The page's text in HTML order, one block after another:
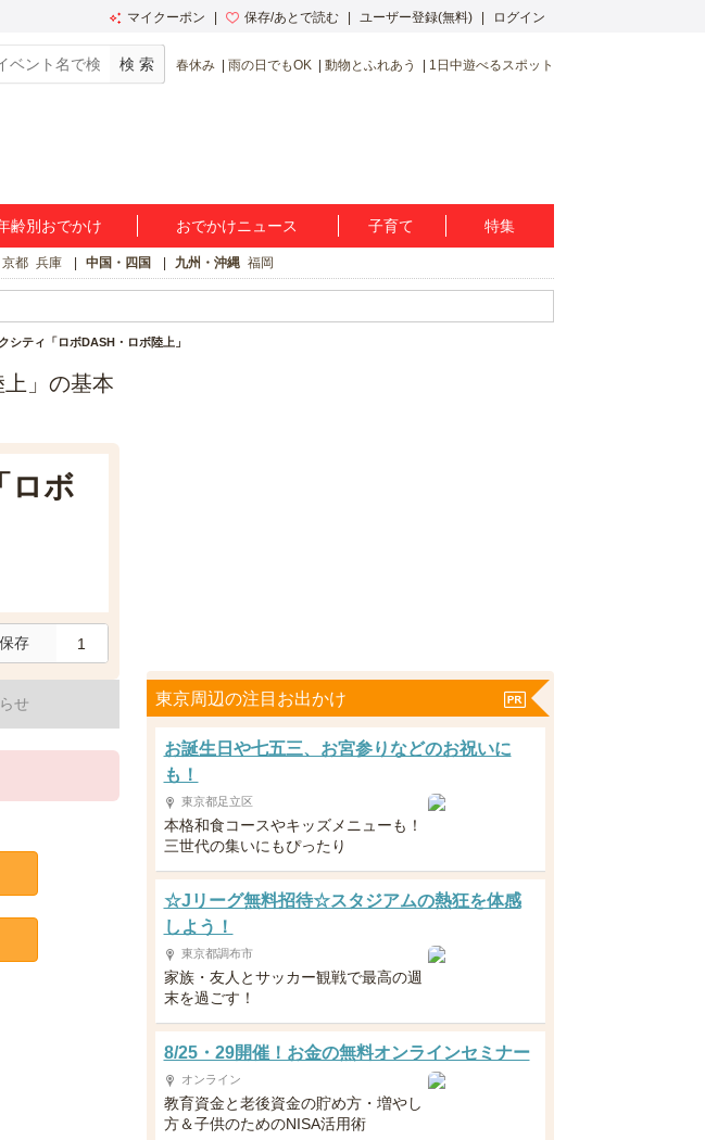
マイクーポン 保存/あとで読む ユーザー登録(無料) ログイン
春休み 雨の日でもOK 動物とふれあう 1日中遊べるスポット
齢別おでかけ おでかけニュース 子育て 特集
京都 兵庫 中国・四国 九州・沖縄 福岡
シティ「ロボDASH・ロボ陸上」
」の基本
ロボ
保存 1
せ 東京周辺の注目お出かけ
お誕生日や七五三、お宮参りなどのお祝いに
も！
東京都足立区
本格和食コースやキッズメニューも！
三世代の集いにもぴったり
☆Jリーグ無料招待☆スタジアムの熱狂を体感
しよう！
東京都調布市
家族・友人とサッカー観戦で最高の週
末を過ごす！
8/25・29開催！お金の無料オンラインセミナー
オンライン
教育資金と老後資金の貯め方・増やし
方＆子供のためのNISA活用術